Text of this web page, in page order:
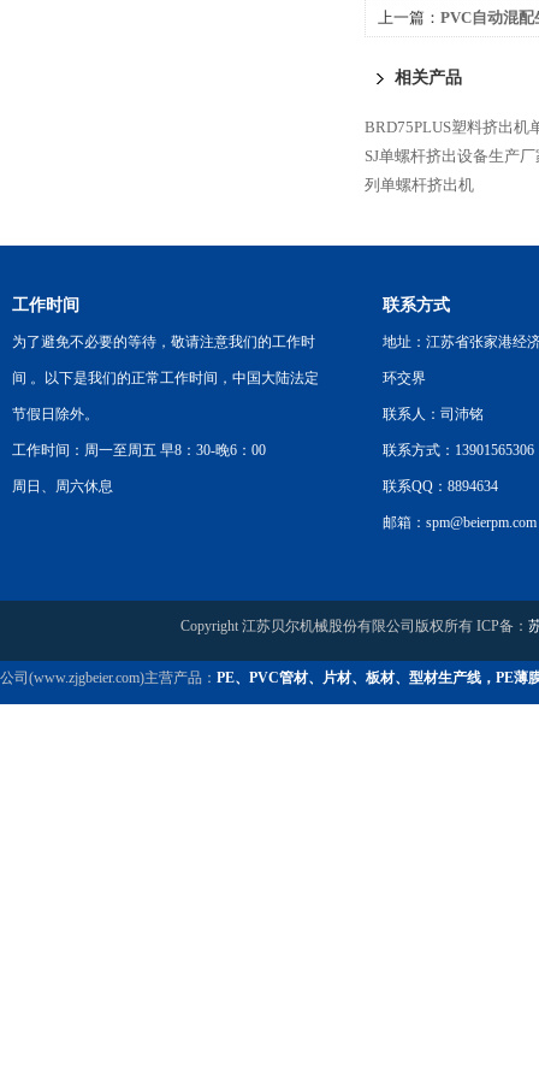
上一篇： PVC自动混配
相关产品
BRD75PLUS塑料挤出机
SJ单螺杆挤出设备生产厂
列单螺杆挤出机
工作时间
为了避免不必要的等待，敬请注意我们的工作时
间 。以下是我们的正常工作时间，中国大陆法定
节假日除外。
工作时间：周一至周五 早8：30-晚6：00
周日、周六休息
联系方式
地址：江苏省张家港经
环交界
联系人：司沛铭
联系方式：13901565306
联系QQ：8894634
邮箱：spm@beierpm.com
Copyright 江苏贝尔机械股份有限公司版权所有 ICP备：
公司(www.zjgbeier.com)主营产品： PE、PVC管材、片材、板材、型材生产线，PE薄